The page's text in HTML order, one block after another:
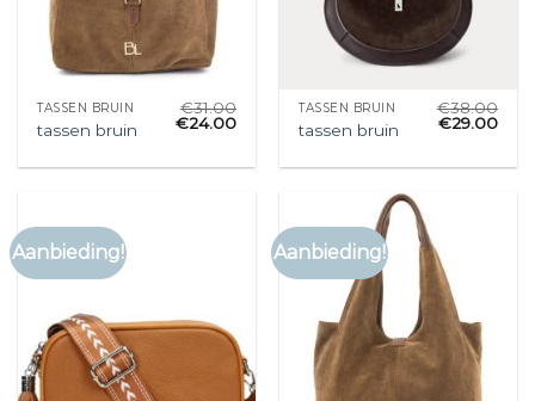
TASSEN BRUIN
tassen bruin
€31.00
€24.00
TASSEN BRUIN
tassen bruin
€38.00
€29.00
Aanbieding! Aanbieding!